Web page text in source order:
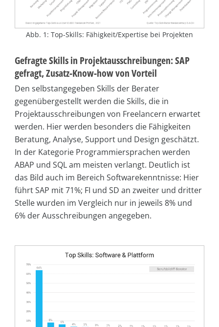
Abb. 1: Top-Skills: Fähigkeit/Expertise bei Projekten
Gefragte Skills in Projektausschreibungen: SAP
gefragt, Zusatz-Know-how von Vorteil
Den selbstangegeben Skills der Berater
gegenübergestellt werden die Skills, die in
Projektausschreibungen von Freelancern erwartet
werden. Hier werden besonders die Fähigkeiten
Beratung, Analyse, Support und Design geschätzt.
In der Kategorie Programmiersprachen werden
ABAP und SQL am meisten verlangt. Deutlich ist
das Bild auch im Bereich Softwarekenntnisse: Hier
führt SAP mit 71%; FI und SD an zweiter und dritter
Stelle wurden im Vergleich nur in jeweils 8% und
6% der Ausschreibungen angegeben.